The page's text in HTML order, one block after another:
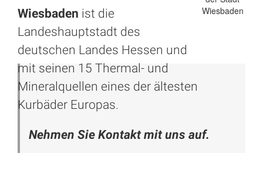
Wiesbaden ist die
Landeshauptstadt des
deutschen Landes Hessen und
mit seinen 15 Thermal- und
Mineralquellen eines der ältesten
Kurbäder Europas.
Nehmen Sie Kontakt mit uns auf.